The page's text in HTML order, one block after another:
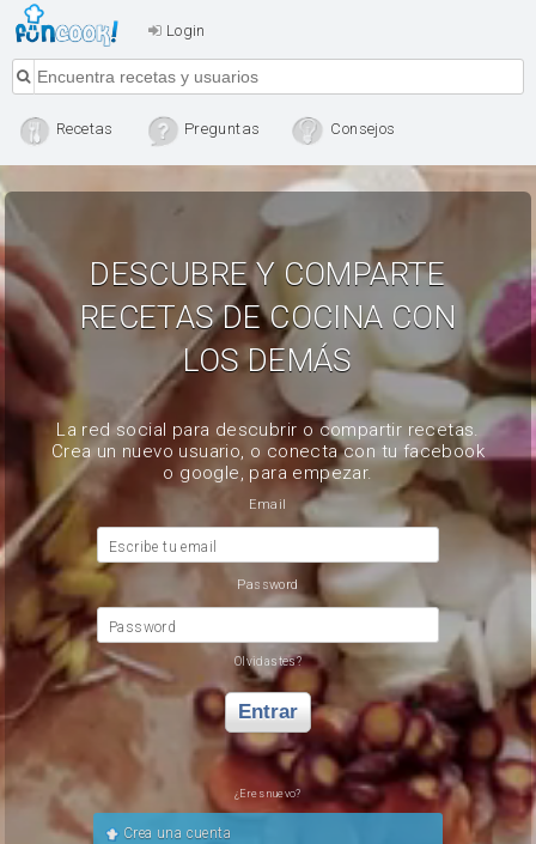
Login
Recetas Preguntas Consejos
DESCUBRE Y COMPARTE
RECETAS DE COCINA CON
LOS DEMÁS
La red social para descubrir o compartir recetas.
Crea un nuevo usuario, o conecta con tu facebook
o google, para empezar.
Email
Escribe tu email
Password
Password
Olvidastes?
Entrar
¿Eres nuevo?
Crea una cuenta